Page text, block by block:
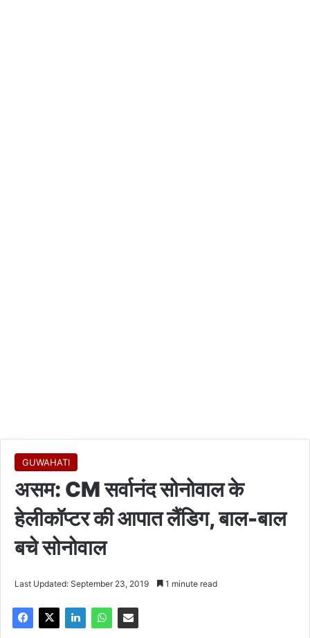
GUWAHATI
असम: CM सर्वानंद सोनोवाल के
हेलीकॉप्टर की आपात लैंडिग, बाल-बाल
बचे सोनोवाल
Last Updated: September 23, 2019 1 minute read